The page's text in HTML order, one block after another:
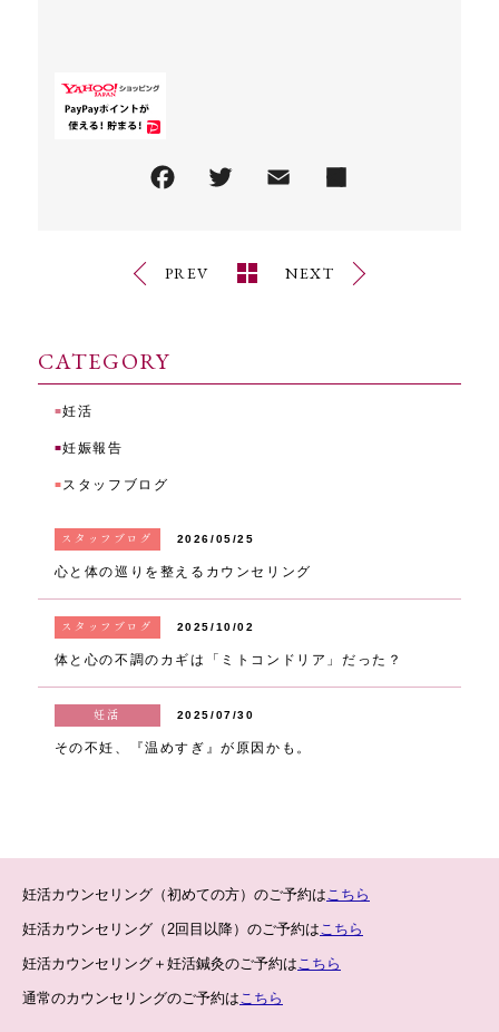
PREV NEXT
CATEGORY
■妊活
■妊娠報告
■スタッフブログ
スタッフブログ 2026/05/25
心と体の巡りを整えるカウンセリング
スタッフブログ 2025/10/02
体と心の不調のカギは「ミトコンドリア」だった？
妊活 2025/07/30
その不妊、『温めすぎ』が原因かも。
妊活カウンセリング（初めての方）のご予約は こちら
妊活カウンセリング（2回目以降）のご予約は こちら
妊活カウンセリング＋妊活鍼灸のご予約は こちら
通常のカウンセリングのご予約は こちら